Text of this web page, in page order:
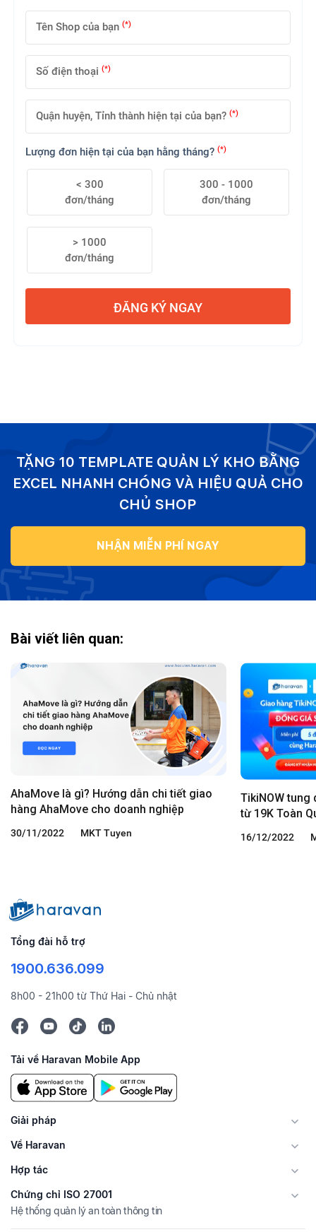
Tên Shop của bạn (*)
Số điện thoại (*)
Quận huyện, Tỉnh thành hiện tại của bạn? (*)
Lượng đơn hiện tại của bạn hằng tháng? (*)
< 300
đơn/tháng
300 - 1000
đơn/tháng
> 1000
đơn/tháng
ĐĂNG KÝ NGAY
TẶNG 10 TEMPLATE QUẢN LÝ KHO BẰNG
EXCEL NHANH CHÓNG VÀ HIỆU QUẢ CHO
CHỦ SHOP
NHẬN MIỄN PHÍ NGAY
Bài viết liên quan:
AhaMove là gì? Hướng dẫn chi tiết giao
hàng AhaMove cho doanh nghiệp
30/11/2022 MKT Tuyen
TikiNOW tung
từ 19K Toàn
16/12/2022
Tổng đài hỗ trợ
1900.636.099
8h00 - 21h00 từ Thứ Hai - Chủ nhật
Tải về Haravan Mobile App
Giải pháp
Về Haravan
Hợp tác
Chứng chỉ ISO 27001
Hệ thống quản lý an toàn thông tin